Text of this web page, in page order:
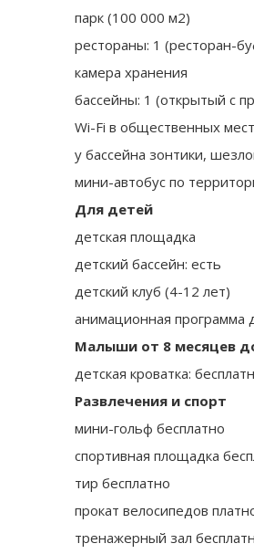
парк (100 000 м2)
рестораны: 1 (ресторан-
камера хранения
бассейны: 1 (открытый с
Wi-Fi в общественных
у бассейна зонтики,
мини-автобус по
Для детей
детская площадка
детский бассейн: есть
детский клуб (4-12 лет)
анимационная программа
Малыши от 8 месяцев
детская кроватка:
Развлечения и спорт
мини-гольф бесплатно
спортивная площадка
тир бесплатно
прокат велосипедов
тренажерный зал